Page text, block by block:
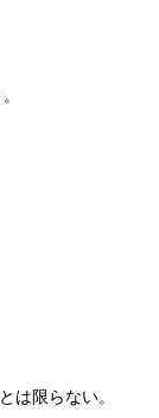
は限らない。